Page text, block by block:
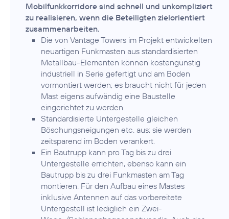
Mobilfunkkorridore sind schnell und unkompliziert
zu realisieren, wenn die Beteiligten zielorientiert
zusammenarbeiten.
Die von Vantage Towers im Projekt entwickelten
neuartigen Funkmasten aus standardisierten
Metallbau-Elementen können kostengünstig
industriell in Serie gefertigt und am Boden
vormontiert werden; es braucht nicht für jeden
Mast eigens aufwändig eine Baustelle
eingerichtet zu werden.
Standardisierte Untergestelle gleichen
Böschungsneigungen etc. aus; sie werden
zeitsparend im Boden verankert.
Ein Bautrupp kann pro Tag bis zu drei
Untergestelle errichten, ebenso kann ein
Bautrupp bis zu drei Funkmasten am Tag
montieren. Für den Aufbau eines Mastes
inklusive Antennen auf das vorbereitete
Untergestell ist lediglich ein Zwei-